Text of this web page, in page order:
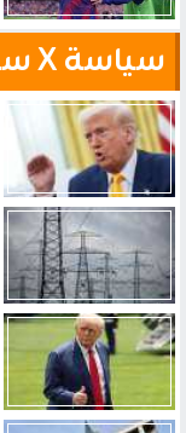
سياسة X سياسة